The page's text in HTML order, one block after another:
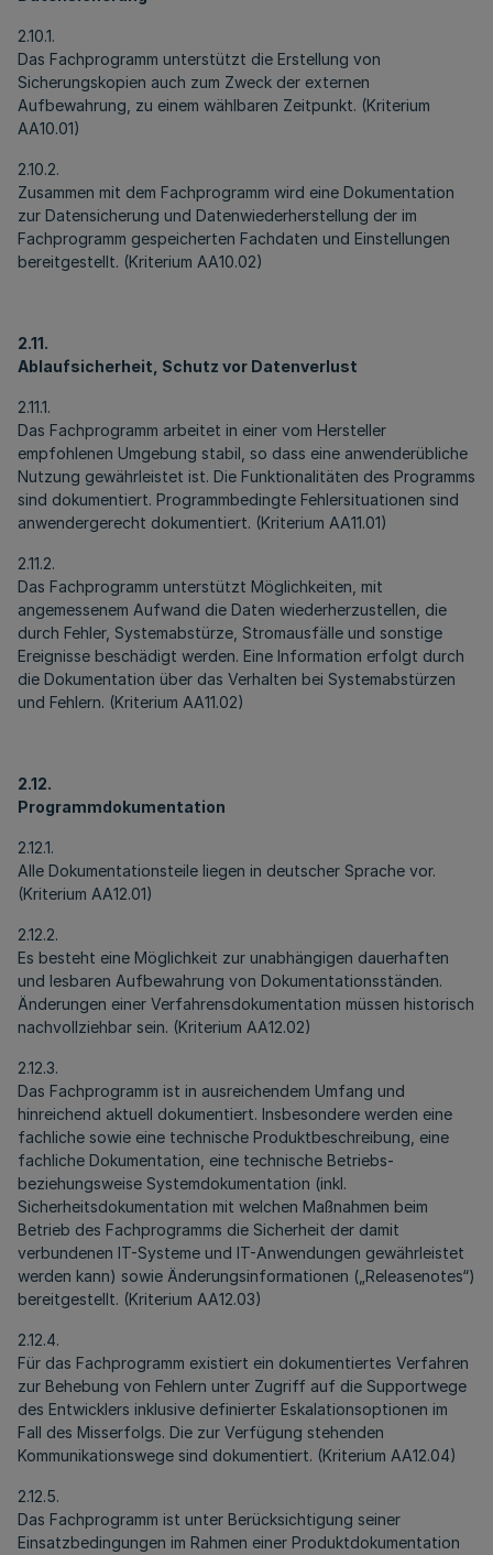
2.10.1.
Das Fachprogramm unterstützt die Erstellung von
Sicherungskopien auch zum Zweck der externen
Aufbewahrung, zu einem wählbaren Zeitpunkt. (Kriterium
AA10.01)
2.10.2.
Zusammen mit dem Fachprogramm wird eine Dokumentation
zur Datensicherung und Datenwiederherstellung der im
Fachprogramm gespeicherten Fachdaten und Einstellungen
bereitgestellt. (Kriterium AA10.02)
2.11.
Ablaufsicherheit, Schutz vor Datenverlust
2.11.1.
Das Fachprogramm arbeitet in einer vom Hersteller
empfohlenen Umgebung stabil, so dass eine anwenderübliche
Nutzung gewährleistet ist. Die Funktionalitäten des Programms
sind dokumentiert. Programmbedingte Fehlersituationen sind
anwendergerecht dokumentiert. (Kriterium AA11.01)
2.11.2.
Das Fachprogramm unterstützt Möglichkeiten, mit
angemessenem Aufwand die Daten wiederherzustellen, die
durch Fehler, Systemabstürze, Stromausfälle und sonstige
Ereignisse beschädigt werden. Eine Information erfolgt durch
die Dokumentation über das Verhalten bei Systemabstürzen
und Fehlern. (Kriterium AA11.02)
2.12.
Programmdokumentation
2.12.1.
Alle Dokumentationsteile liegen in deutscher Sprache vor.
(Kriterium AA12.01)
2.12.2.
Es besteht eine Möglichkeit zur unabhängigen dauerhaften
und lesbaren Aufbewahrung von Dokumentationsständen.
Änderungen einer Verfahrensdokumentation müssen historisch
nachvollziehbar sein. (Kriterium AA12.02)
2.12.3.
Das Fachprogramm ist in ausreichendem Umfang und
hinreichend aktuell dokumentiert. Insbesondere werden eine
fachliche sowie eine technische Produktbeschreibung, eine
fachliche Dokumentation, eine technische Betriebs-
beziehungsweise Systemdokumentation (inkl.
Sicherheitsdokumentation mit welchen Maßnahmen beim
Betrieb des Fachprogramms die Sicherheit der damit
verbundenen IT-Systeme und IT-Anwendungen gewährleistet
werden kann) sowie Änderungsinformationen („Releasenotes“)
bereitgestellt. (Kriterium AA12.03)
2.12.4.
Für das Fachprogramm existiert ein dokumentiertes Verfahren
zur Behebung von Fehlern unter Zugriff auf die Supportwege
des Entwicklers inklusive definierter Eskalationsoptionen im
Fall des Misserfolgs. Die zur Verfügung stehenden
Kommunikationswege sind dokumentiert. (Kriterium AA12.04)
2.12.5.
Das Fachprogramm ist unter Berücksichtigung seiner
Einsatzbedingungen im Rahmen einer Produktdokumentation